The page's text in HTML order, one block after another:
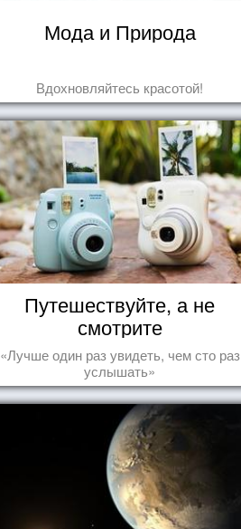
Мода и Природа
Вдохновляйтесь красотой!
Путешествуйте, а не
смотрите
«Лучше один раз увидеть, чем сто раз
услышать»